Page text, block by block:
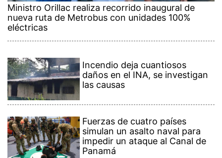
Ministro Orillac realiza recorrido inaugural de
nueva ruta de Metrobus con unidades 100%
eléctricas
Incendio deja cuantiosos
daños en el INA, se investigan
las causas
Fuerzas de cuatro países
simulan un asalto naval para
impedir un ataque al Canal de
Panamá